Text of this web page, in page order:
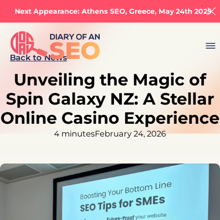
Next Appearance: Athens SEO, Greece, May 24th 2025
Unveiling the Magic of
Spin Galaxy NZ: A Stellar
Online Casino Experience
4 minutesFebruary 24, 2026
Back to News